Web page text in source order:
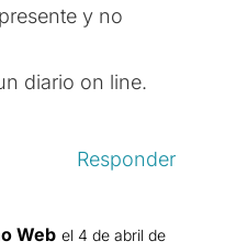
y no
diario on line.
Responder
Web el 4 de abril de